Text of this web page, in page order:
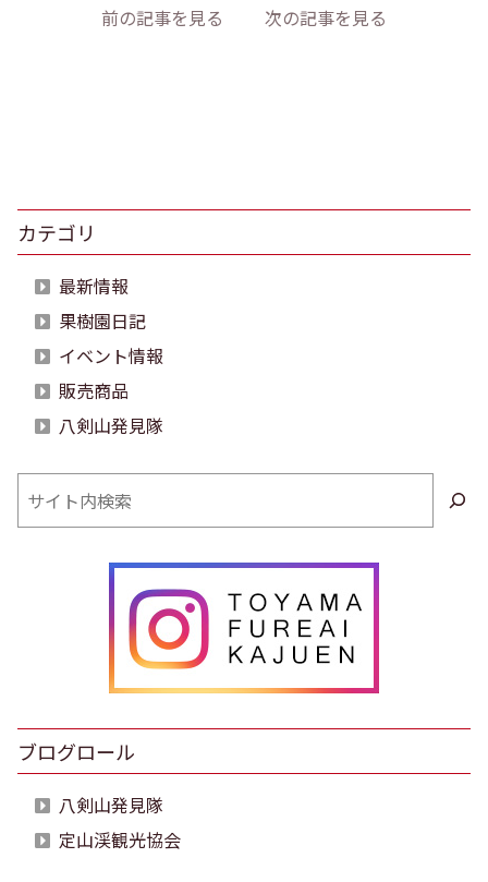
前の記事を見る 次の記事を見る
カテゴリ
最新情報
果樹園日記
イベント情報
販売商品
八剣山発見隊
検
索
ブログロール
八剣山発見隊
定山渓観光協会